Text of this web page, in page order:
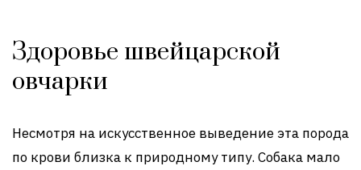
Здоровье швейцарской
овчарки
Несмотря на искусственное выведение эта порода
по крови близка к природному типу. Собака мало